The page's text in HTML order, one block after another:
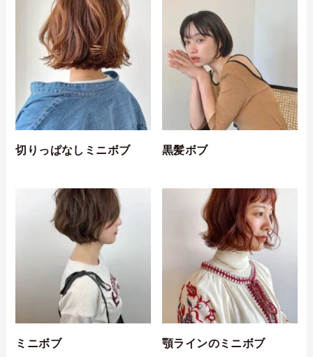
切りっぱなしミニボブ 黒髪ボブ
ミニボブ 顎ラインのミニボブ